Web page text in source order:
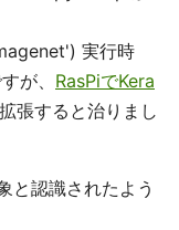
実行時
が、 RasPiでKera
張すると治りまし
と認識されたよう